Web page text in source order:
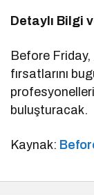
Detaylı Bilgi
Before
fırsatlarını
profesyonelleri
buluşturacak.
Kaynak: